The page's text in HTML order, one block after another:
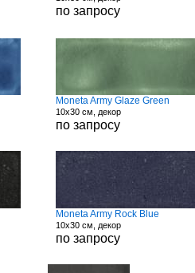
по запросу
Moneta Army Glaze Green
10x30 см, декор
по запросу
Moneta Army Rock Blue
10x30 см, декор
по запросу